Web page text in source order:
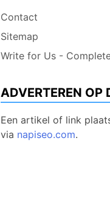
Contact
Sitemap
Write for Us -
ADVERTEREN OP
Een artikel of link
via napiseo.com.